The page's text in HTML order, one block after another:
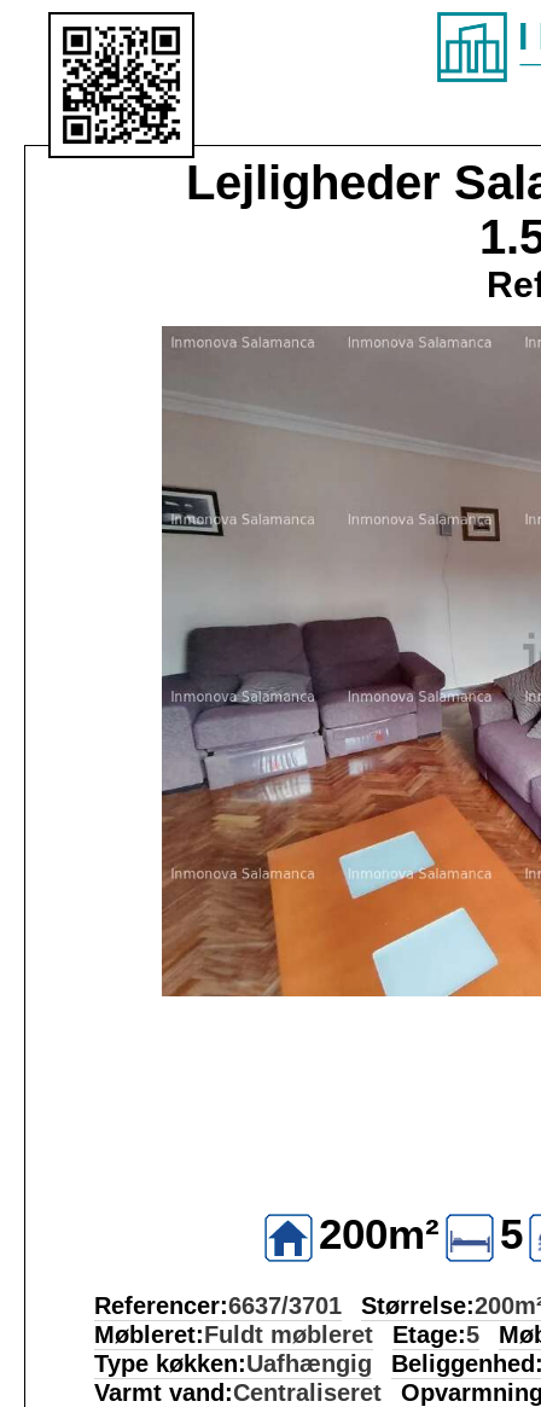
Lejligheder
200m² 5
Referencer:6637/3701 Størrelse:
Møbleret:Fuldt møbleret Etage:5
Type køkken:Uafhængig
Varmt vand:Centraliseret